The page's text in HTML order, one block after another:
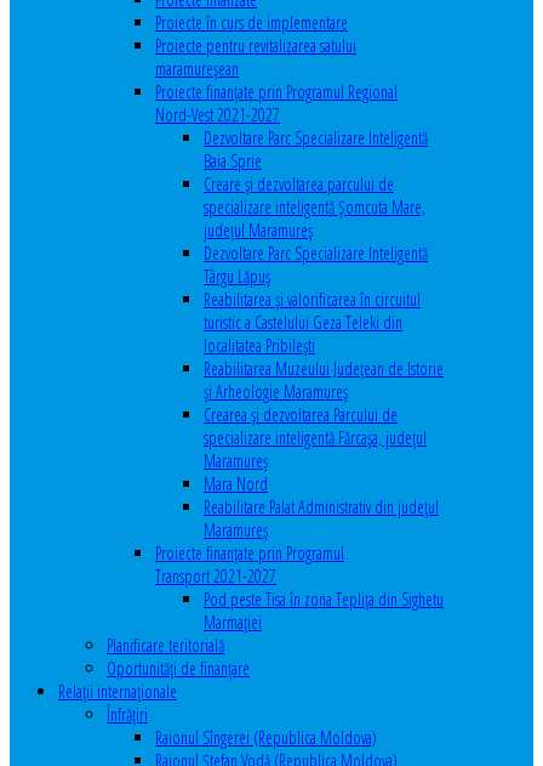
Proiecte în curs de implementare
Proiecte pentru revitalizarea satului
maramureşean
Proiecte finanțate prin Programul Regional
Nord-Vest 2021-2027
Dezvoltare Parc Specializare Inteligentă
Baia Sprie
Creare și dezvoltarea parcului de
specializare inteligentă Șomcuta Mare,
județul Maramureș
Dezvoltare Parc Specializare Inteligentă
Târgu Lăpuș
Reabilitarea și valorificarea în circuitul
turistic a Castelului Geza Teleki din
localitatea Pribilești
Reabilitarea Muzeului Județean de Istorie
și Arheologie Maramureș
Crearea și dezvoltarea Parcului de
specializare inteligentă Fărcașa, județul
Maramureș
Mara Nord
Reabilitare Palat Administrativ din județul
Maramureș
Proiecte finanțate prin Programul
Transport 2021-2027
Pod peste Tisa în zona Teplița din Sighetu
Marmației
Planificare teritorială
Oportunităţi de finanţare
Relaţii internaţionale
Înfrăţiri
Raionul Sîngerei (Republica Moldova)
Raionul Ștefan Vodă (Republica Moldova)